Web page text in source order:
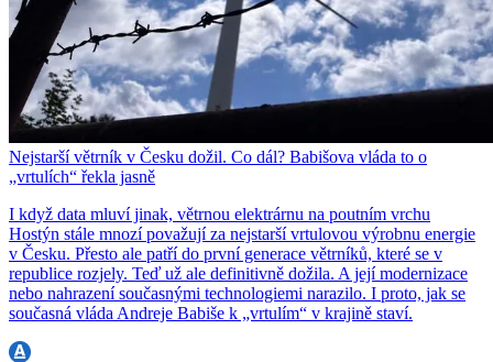
Nejstarší větrník v Česku dožil. Co dál? Babišova vláda to o
„vrtulích“ řekla jasně
I když data mluví jinak, větrnou elektrárnu na poutním vrchu
Hostýn stále mnozí považují za nejstarší vrtulovou výrobnu energie
v Česku. Přesto ale patří do první generace větrníků, které se v
republice rozjely. Teď už ale definitivně dožila. A její modernizace
nebo nahrazení současnými technologiemi narazilo. I proto, jak se
současná vláda Andreje Babiše k „vrtulím“ v krajině staví.